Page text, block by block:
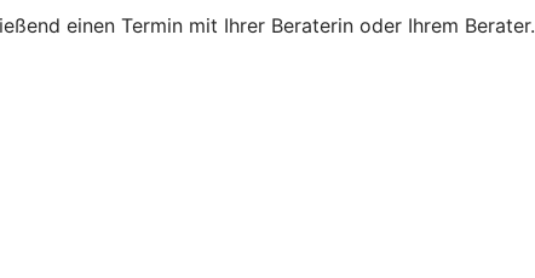
einen Termin mit Ihrer Beraterin oder Ihrem Berater.